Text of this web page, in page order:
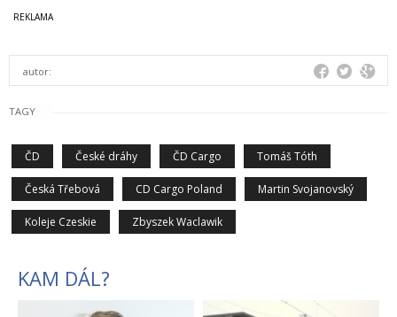
autor:
TAGY
ČD České dráhy ČD Cargo Tomáš Tóth
Česká Třebová CD Cargo Poland Martin Svojanovský
Koleje Czeskie Zbyszek Waclawik
KAM DÁL?